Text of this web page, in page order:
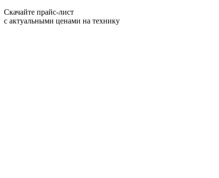
Скачайте прайс-лист
с актуальными ценами на технику